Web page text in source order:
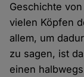
Geschichte
vielen Köpfen
allem, um
zu sagen, ist
einen